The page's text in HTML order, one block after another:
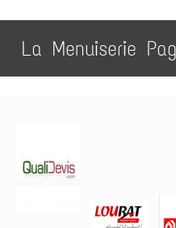
La Menuiserie